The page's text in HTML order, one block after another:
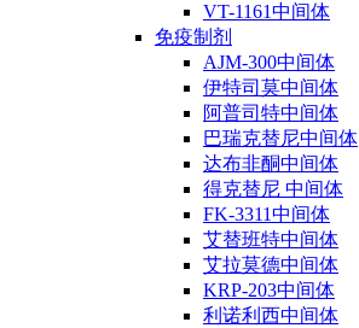
VT-1161中间体
免疫制剂
AJM-300中间体
伊特司莫中间体
阿普司特中间体
巴瑞克替尼中间体
达布非酮中间体
得克替尼 中间体
FK-3311中间体
艾替班特中间体
艾拉莫德中间体
KRP-203中间体
利诺利西中间体